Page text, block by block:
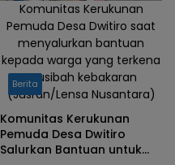
Komunitas Kerukunan
Pemuda Desa Dwitiro saat
menyalurkan bantuan
kepada warga yang terkena
musibah kebakaran
(Jusran/Lensa Nusantara)
Berita
Komunitas Kerukunan
Pemuda Desa Dwitiro
Salurkan Bantuan untuk